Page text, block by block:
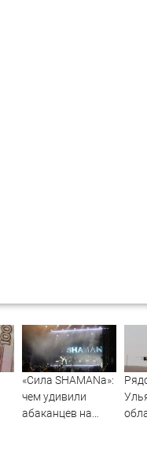
«Сила SHAMANa»:
чем удивили
абаканцев на